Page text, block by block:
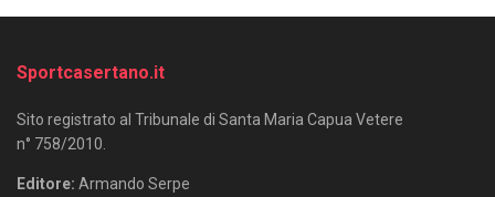
Sportcasertano.it
Sito registrato al Tribunale di Santa Maria Capua Vetere
n° 758/2010.
Editore: Armando Serpe